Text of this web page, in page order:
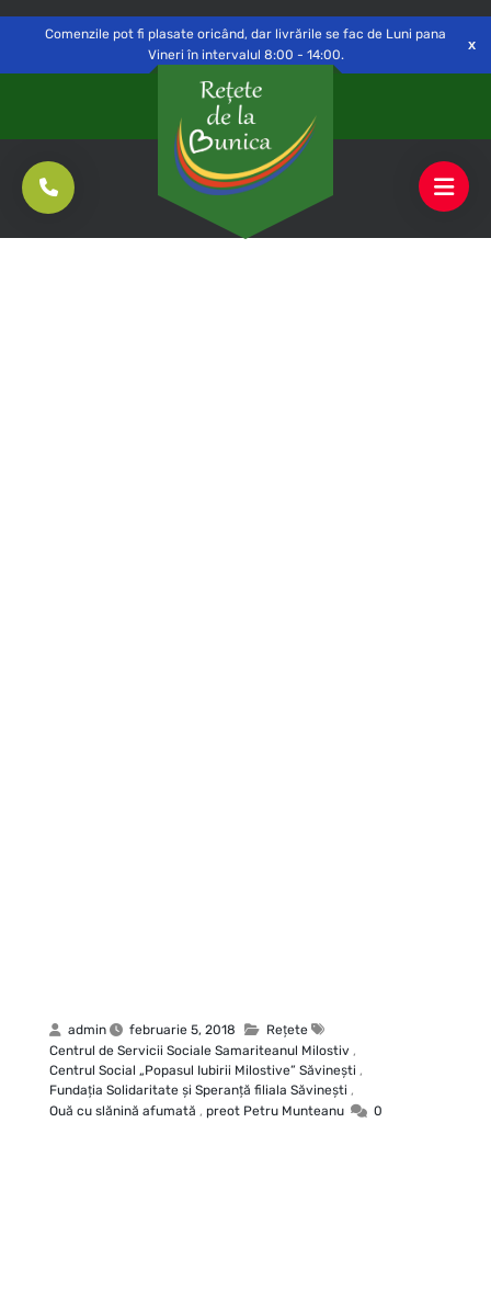
Delivery toSăvinești, NT Switch Open
Comenzile pot fi plasate oricând, dar livrările se fac de Luni pana
Vineri în intervalul 8:00 - 14:00.
admin februarie 5, 2018
Rețete
Centrul de Servicii Sociale Samariteanul Milostiv ,
Centrul Social „Popasul Iubirii Milostive” Săvineşti ,
Fundaţia Solidaritate şi Speranţă filiala Săvineşti ,
Ouă cu slănină afumată , preot Petru Munteanu 0